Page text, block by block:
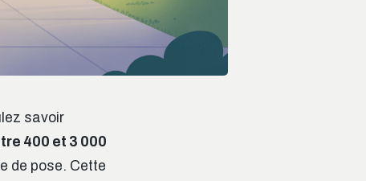
savoir
400 et 3 000
de pose. Cette